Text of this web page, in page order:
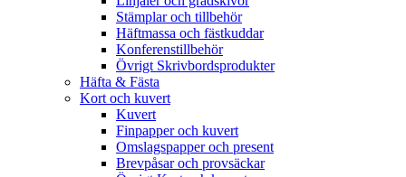
Stämplar och tillbehör
Häftmassa och fästkuddar
Konferenstillbehör
Övrigt Skrivbordsprodukter
Häfta & Fästa
Kort och kuvert
Kuvert
Finpapper och kuvert
Omslagspapper och present
Brevpåsar och provsäckar